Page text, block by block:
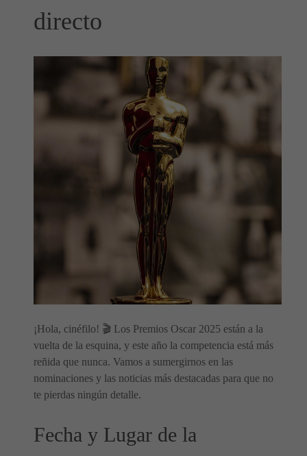
directo
¡Hola, cinéfilo! 🎬 Los Premios Oscar 2025 están a la
vuelta de la esquina, y este año la competencia está más
reñida que nunca. Vamos a sumergirnos en las
nominaciones y las noticias más destacadas para que no
te pierdas ningún detalle.
Fecha y Lugar de la